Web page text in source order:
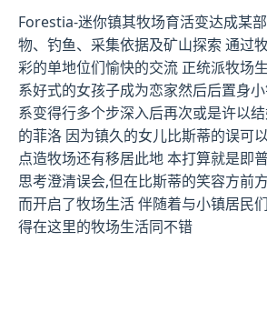
Forestia-迷你镇其牧场育活变达成某
物、钓鱼、采集依据及矿山探索 通过
彩的单地位们愉快的交流 正统派牧场
系好式的女孩子成为恋家然后后置身
系变得行多个步深入后再次或是许以
的菲洛 因为镇久的女儿比斯蒂的误可
点造牧场还有移居此地 本打算就是即
思考澄清误会,但在比斯蒂的笑容方前
而开启了牧场生活 伴随着与小镇居民
得在这里的牧场生活同不错